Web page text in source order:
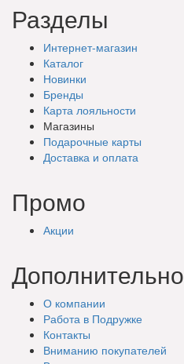
Разделы
Интернет-магазин
Каталог
Новинки
Бренды
Карта лояльности
Магазины
Подарочные карты
Доставка и оплата
Промо
Акции
Дополнительно
О компании
Работа в Подружке
Контакты
Вниманию покупателей